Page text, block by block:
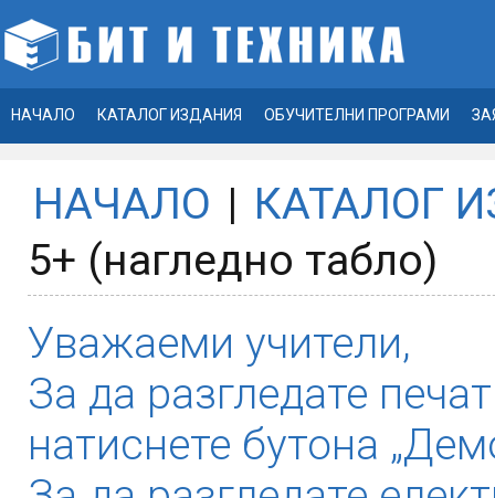
НАЧАЛО КАТАЛОГ ИЗДАНИЯ ОБУЧИТЕЛНИ ПРОГРАМИ
НАЧАЛО | КАТАЛОГ
5+ (нагледно табло)
Уважаеми учители,
За да разгледате
натиснете бутона